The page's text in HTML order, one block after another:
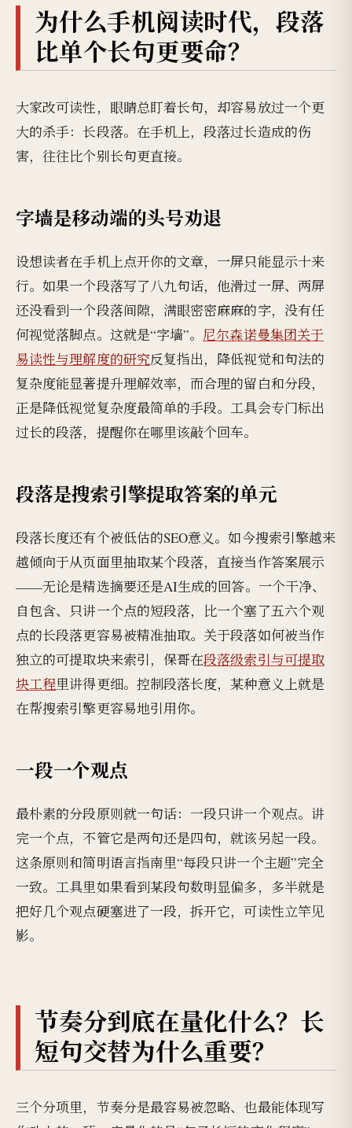
为什么手机阅读时代，段落
比单个长句更要命？
大家改可读性，眼睛总盯着长句，却容易放过一个更
大的杀手：长段落。在手机上，段落过长造成的伤
害，往往比个别长句更直接。
字墙是移动端的头号劝退
设想读者在手机上点开你的文章，一屏只能显示十来
行。如果一个段落写了八九句话，他滑过一屏、两屏
还没看到一个段落间隙，满眼密密麻麻的字，没有任
何视觉落脚点。这就是“字墙”。 尼尔森诺曼集团关于
易读性与理解度的研究反复指出，降低视觉和句法的
复杂度能显著提升理解效率，而合理的留白和分段，
正是降低视觉复杂度最简单的手段。工具会专门标出
过长的段落，提醒你在哪里该敲个回车。
段落是搜索引擎提取答案的单元
段落长度还有个被低估的SEO意义。如今搜索引擎越来
越倾向于从页面里抽取某个段落，直接当作答案展示
——无论是精选摘要还是AI生成的回答。一个干净、
自包含、只讲一个点的短段落，比一个塞了五六个观
点的长段落更容易被精准抽取。关于段落如何被当作
独立的可提取块来索引，保哥在段落级索引与可提取
块工程里讲得更细。控制段落长度，某种意义上就是
在帮搜索引擎更容易地引用你。
一段一个观点
最朴素的分段原则就一句话：一段只讲一个观点。讲
完一个点，不管它是两句还是四句，就该另起一段。
这条原则和简明语言指南里“每段只讲一个主题”完全
一致。工具里如果看到某段句数明显偏多，多半就是
把好几个观点硬塞进了一段，拆开它，可读性立竿见
影。
节奏分到底在量化什么？长
短句交替为什么重要？
三个分项里，节奏分是最容易被忽略、也最能体现写